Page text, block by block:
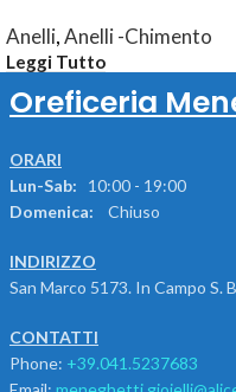
Anelli,Anelli -Chimento
Leggi Tutto
Oreficeria
ORARI
Lun-Sab: 10:00 - 19:00
Domenica:
Chiuso
INDIRIZZO
San Marco 5173. In Campo S.
CONTATTI
Phone: +39.041.5237683